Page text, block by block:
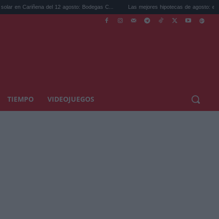
del 12 agosto: Bodegas C... Las mejores hipotecas de agosto: el TAE más
TIEMPO VIDEOJUEGOS